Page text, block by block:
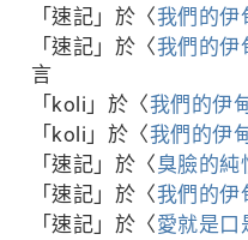
「速記 」於〈我們的伊
「速記 」於〈我們的伊
言
「koli 」於〈我們的伊
「koli 」於〈我們的伊
「速記 」於〈臭臉的純
「速記 」於〈我們的伊
「速記 」於〈愛就是口